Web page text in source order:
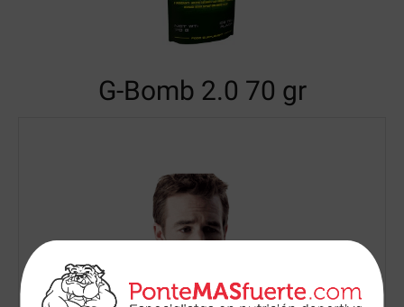
G-Bomb 2.0 70 gr